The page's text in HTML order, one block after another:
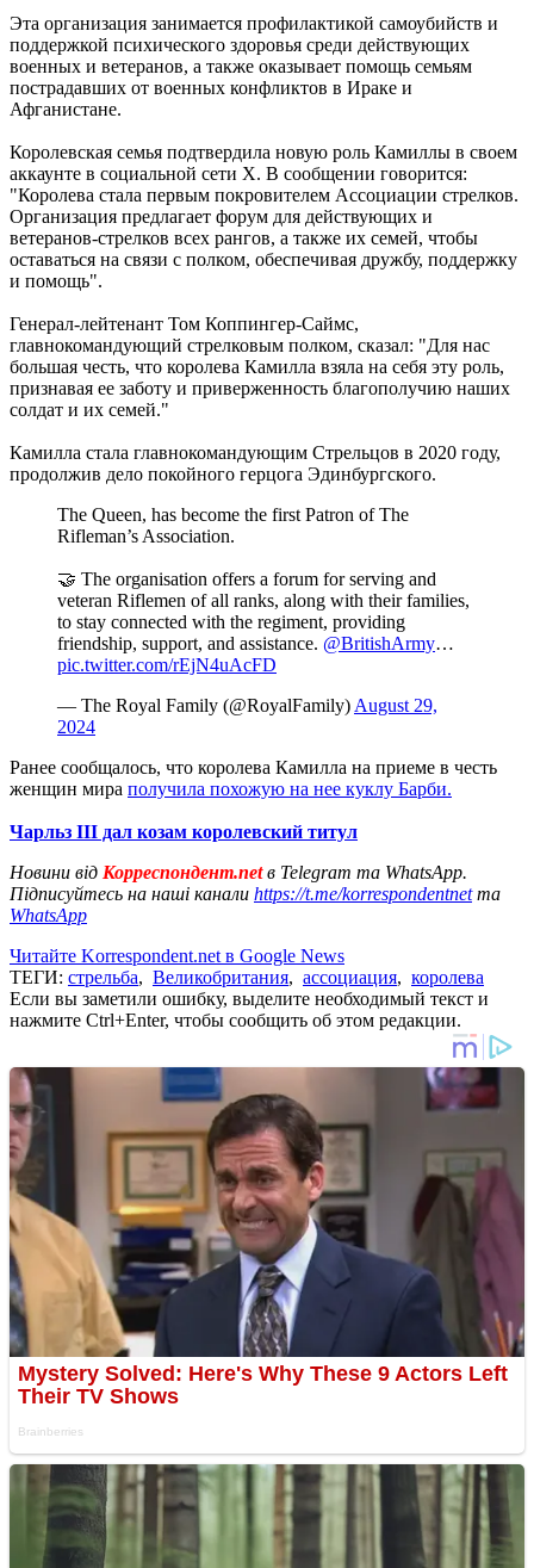
Эта организация занимается профилактикой самоубийств и
поддержкой психического здоровья среди действующих
военных и ветеранов, а также оказывает помощь семьям
пострадавших от военных конфликтов в Ираке и
Афганистане.
Королевская семья подтвердила новую роль Камиллы в своем
аккаунте в социальной сети X. В сообщении говорится:
"Королева стала первым покровителем Ассоциации стрелков.
Организация предлагает форум для действующих и
ветеранов-стрелков всех рангов, а также их семей, чтобы
оставаться на связи с полком, обеспечивая дружбу, поддержку
и помощь".
Генерал-лейтенант Том Коппингер-Саймс,
главнокомандующий стрелковым полком, сказал: "Для нас
большая честь, что королева Камилла взяла на себя эту роль,
признавая ее заботу и приверженность благополучию наших
солдат и их семей."
Камилла стала главнокомандующим Стрельцов в 2020 году,
продолжив дело покойного герцога Эдинбургского.
The Queen, has become the first Patron of The
Rifleman’s Association.
🤝 The organisation offers a forum for serving and
veteran Riflemen of all ranks, along with their families,
to stay connected with the regiment, providing
friendship, support, and assistance. @BritishArmy…
pic.twitter.com/rEjN4uAcFD
— The Royal Family (@RoyalFamily) August 29,
2024
Ранее сообщалось, что королева Камилла на приеме в честь
женщин мира получила похожую на нее куклу Барби.
Чарльз ІІІ дал козам королевский титул
Новини від Корреспондент.netв Telegram та WhatsApp.
Підписуйтесь на наші канали https://t.me/korrespondentnetта
WhatsApp
Читайте Korrespondent.net в Google News
ТЕГИ: стрельба, Великобритания, ассоциация, королева
Если вы заметили ошибку, выделите необходимый текст и
нажмите Ctrl+Enter, чтобы сообщить об этом редакции.